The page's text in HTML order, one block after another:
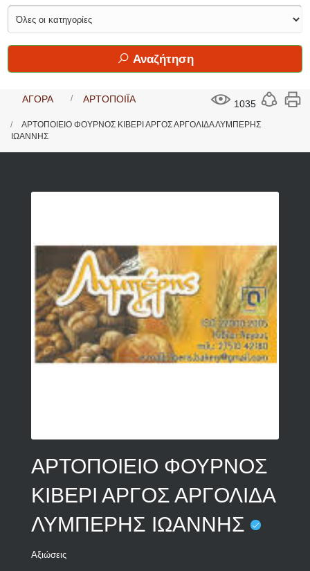
Αναζήτηση
1035
ΑΓΟΡΑ ΑΡΤΟΠΟΙΪΑ
ΑΡΤΟΠΟΙΕΙΟ ΦΟΥΡΝΟΣ ΚΙΒΕΡΙ ΑΡΓΟΣ ΑΡΓΟΛΙΔΑ ΛΥΜΠΕΡΗΣ
ΙΩΑΝΝΗΣ
ΑΡΤΟΠΟΙΕΙΟ ΦΟΥΡΝΟΣ
ΚΙΒΕΡΙ ΑΡΓΟΣ ΑΡΓΟΛΙΔΑ
ΛΥΜΠΕΡΗΣ ΙΩΑΝΝΗΣ
Αξιώσεις